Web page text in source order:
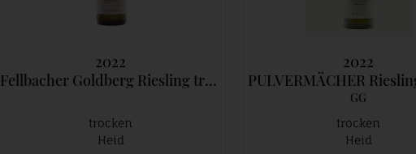
2022
Fellbacher Goldberg Riesling trocken 1.Lage
trocken
Heid
2022
PULVERMÄCHER Riesling
GG
trocken
Heid